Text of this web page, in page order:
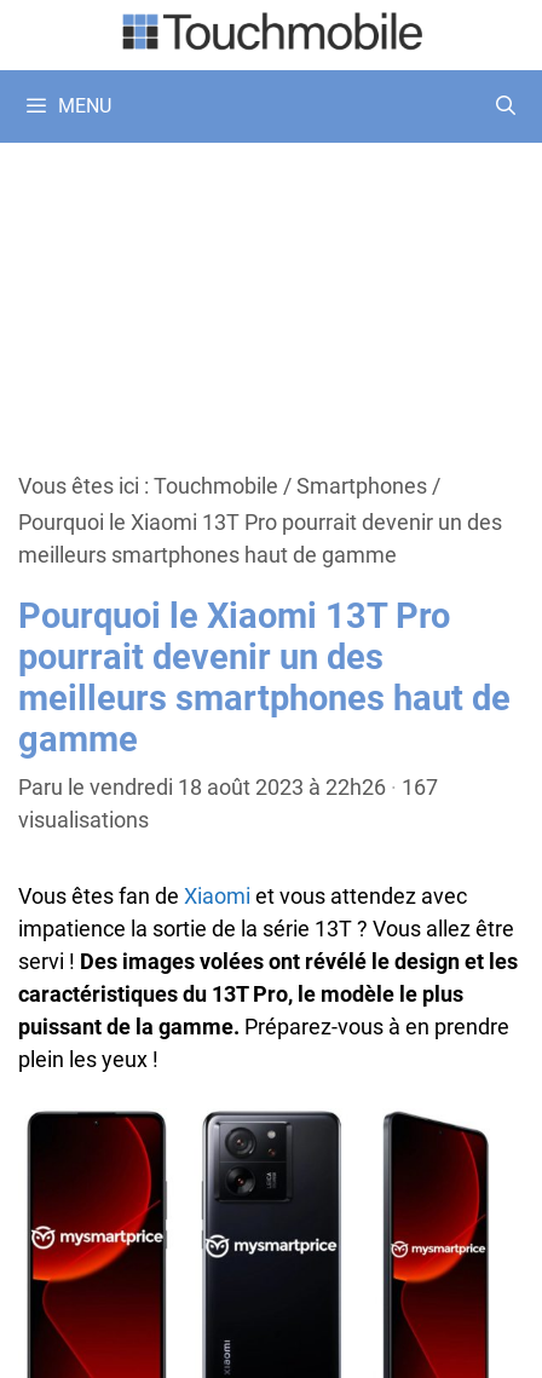
MENU
Vous êtes ici : Touchmobile /Smartphones/
Pourquoi le Xiaomi 13T Pro pourrait devenir un des
meilleurs smartphones haut de gamme
Pourquoi le Xiaomi 13T Pro
pourrait devenir un des
meilleurs smartphones haut de
gamme
Paru le vendredi 18 août 2023 à 22h26 · 167
visualisations
Vous êtes fan de Xiaomi et vous attendez avec
impatience la sortie de la série 13T ? Vous allez être
servi ! Des images volées ont révélé le design et les
caractéristiques du 13T Pro, le modèle le plus
puissant de la gamme. Préparez-vous à en prendre
plein les yeux !